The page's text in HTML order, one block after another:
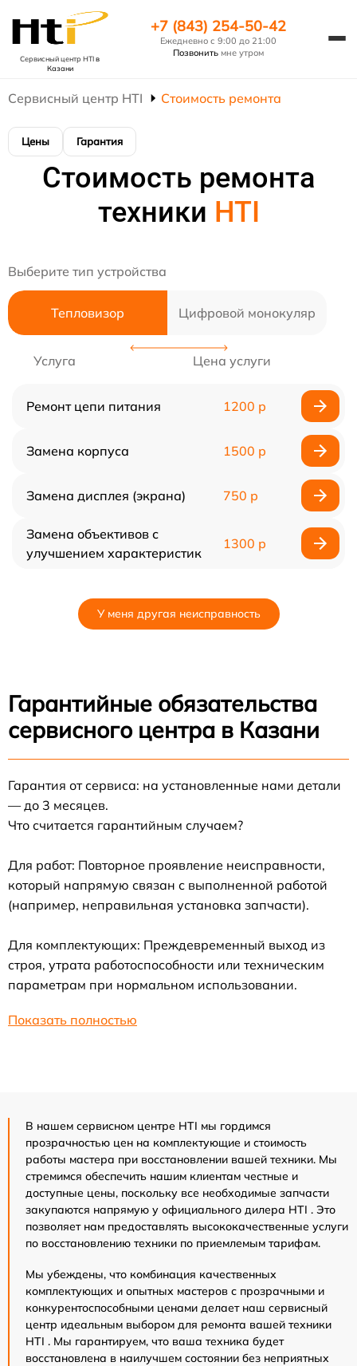
Сервисный центр HTIв
Казани
+7 (843) 254-50-42
Ежедневно с 9:00 до 21:00
Позвонить мне утром
Сервисный центр HTI Стоимость ремонта
Цены Гарантия
Стоимость ремонта
техники HTI
Выберите тип устройства
Тепловизор Цифровой монокуляр
Услуга Цена услуги
Ремонт цепи питания 1200 р
Замена корпуса 1500 р
Замена дисплея (экрана) 750 р
Замена объективов с
улучшением характеристик
1300 р
У меня другая неисправность
Гарантийные обязательства
сервисного центра в Казани
Гарантия от сервиса: на установленные нами детали
— до 3 месяцев.
Что считается гарантийным случаем?
Для работ: Повторное проявление неисправности,
который напрямую связан с выполненной работой
(например, неправильная установка запчасти).
Для комплектующих: Преждевременный выход из
строя, утрата работоспособности или техническим
параметрам при нормальном использовании.
Показать полностью
В нашем сервисном центре HTI мы гордимся
прозрачностью цен на комплектующие и стоимость
работы мастера при восстановлении вашей техники. Мы
стремимся обеспечить нашим клиентам честные и
доступные цены, поскольку все необходимые запчасти
закупаются напрямую у официального дилера HTI . Это
позволяет нам предоставлять высококачественные услуги
по восстановлению техники по приемлемым тарифам.
Мы убеждены, что комбинация качественных
комплектующих и опытных мастеров с прозрачными и
конкурентоспособными ценами делает наш сервисный
центр идеальным выбором для ремонта вашей техники
HTI . Мы гарантируем, что ваша техника будет
восстановлена в наилучшем состоянии без неприятных